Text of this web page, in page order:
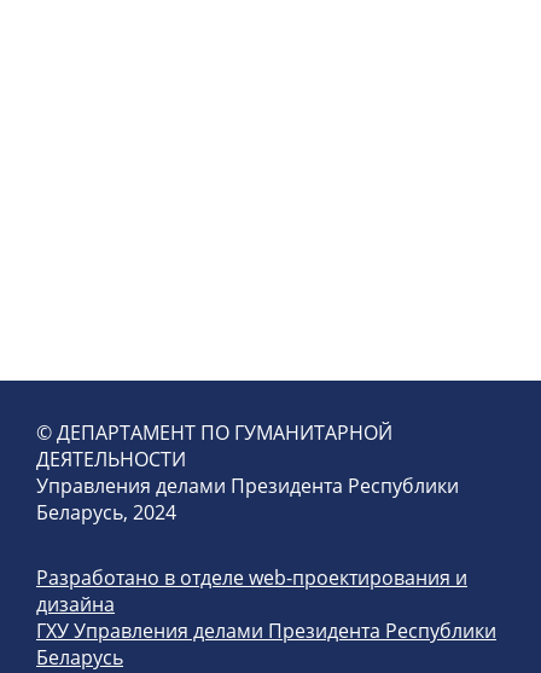
© ДЕПАРТАМЕНТ ПО ГУМАНИТАРНОЙ
ДЕЯТЕЛЬНОСТИ
Управления делами Президента Республики
Беларусь, 2024
Разработано в отделе web-проектирования и
дизайна
ГХУ Управления делами Президента Республики
Беларусь